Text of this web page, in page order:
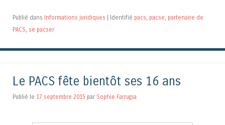
Publié dans Informations juridiques Identifié pacs, pacse, partenaire de
PACS, se pacser
Le PACS fête bientôt ses 16 ans
Publié le 17 septembre 2015 par Sophie Farrugia